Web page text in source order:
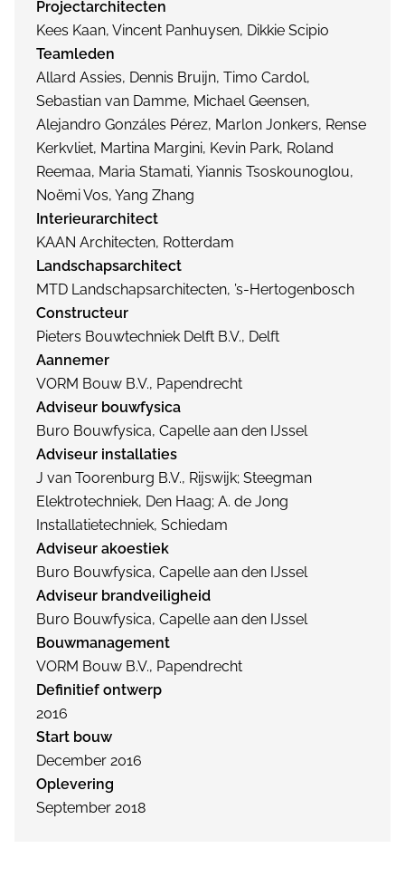
Projectarchitecten
Kees Kaan, Vincent Panhuysen, Dikkie Scipio
Teamleden
Allard Assies, Dennis Bruijn, Timo Cardol,
Sebastian van Damme, Michael Geensen,
Alejandro Gonzáles Pérez, Marlon Jonkers, Rense
Kerkvliet, Martina Margini, Kevin Park, Roland
Reemaa, Maria Stamati, Yiannis Tsoskounoglou,
Noëmi Vos, Yang Zhang
Interieurarchitect
KAAN Architecten, Rotterdam
Landschapsarchitect
MTD Landschapsarchitecten, ’s-Hertogenbosch
Constructeur
Pieters Bouwtechniek Delft B.V., Delft
Aannemer
VORM Bouw B.V., Papendrecht
Adviseur bouwfysica
Buro Bouwfysica, Capelle aan den IJssel
Adviseur installaties
J van Toorenburg B.V., Rijswijk; Steegman
Elektrotechniek, Den Haag; A. de Jong
Installatietechniek, Schiedam
Adviseur akoestiek
Buro Bouwfysica, Capelle aan den IJssel
Adviseur brandveiligheid
Buro Bouwfysica, Capelle aan den IJssel
Bouwmanagement
VORM Bouw B.V., Papendrecht
Definitief ontwerp
2016
Start bouw
December 2016
Oplevering
September 2018